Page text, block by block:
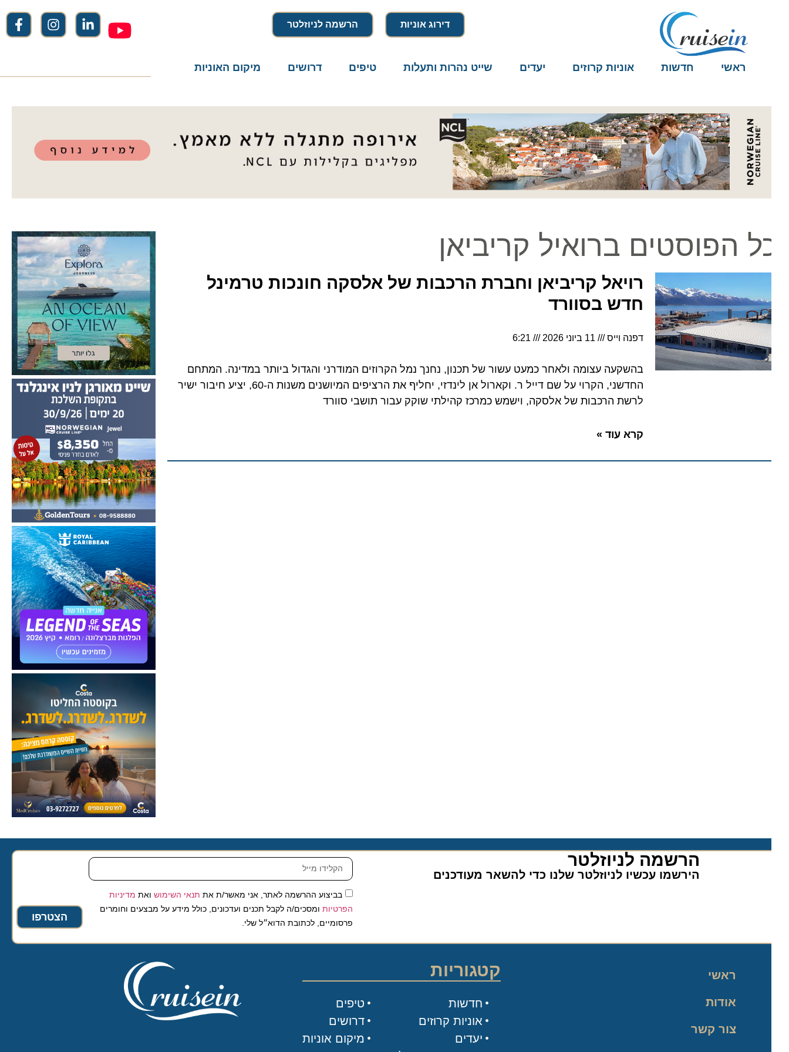
הרשמה לניוזלטר דירוג אוניות
ראשי חדשות אוניות קרוזים יעדים שייט נהרות ותעלות טיפים דרושים מיקום האוניות
הפוסטים ברואיל קריביאן
רויאל קריביאן וחברת הרכבות של אלסקה חונכות טרמינל
חדש בסוורד
דפנה וייס 11 ביוני 2026 6:21
בהשקעה עצומה ולאחר כמעט עשור של תכנון, נחנך נמל הקרוזים המודרני והגדול ביותר במדינה. המתחם
החדשני, הקרוי על שם דייל ר. וקארול אן לינדזי, יחליף את הרציפים המיושנים משנות ה-60, יציע חיבור ישיר
לרשת הרכבות של אלסקה, וישמש כמרכז קהילתי שוקק עבור תושבי סוורד
קרא עוד »
הרשמה לניוזלטר​
הירשמו עכשיו לניוזלטר שלנו כדי להשאר מעודכנים
בביצוע ההרשמה לאתר, אני מאשר/ת אתתנאי השימושואת מדיניות
הפרטיותומסכים/ה לקבל תכנים ועדכונים, כולל מידע על מבצעים וחומרים
פרסומיים, לכתובת הדוא״ל שלי.
הצטרפו
קטגוריות
טיפים
דרושים
מיקום אוניות
חדשות
אוניות קרוזים
יעדים
ראשי
אודות
צור קשר